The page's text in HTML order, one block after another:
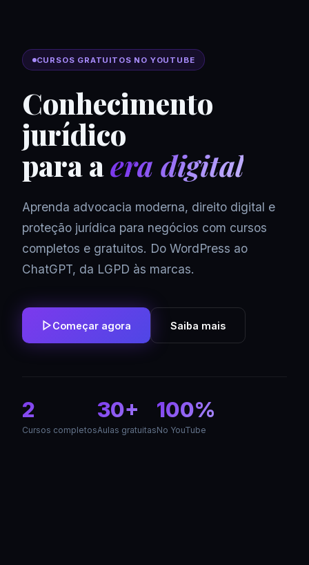
CURSOS GRATUITOS NO YOUTUBE
Conhecimento
jurídico
para aera digital
Aprenda advocacia moderna, direito digital e
proteção jurídica para negócios com cursos
completos e gratuitos. Do WordPress ao
ChatGPT, da LGPD às marcas.
Começar agora Saiba mais
2
Cursos completos
30+
Aulas gratuitas
100%
No YouTube